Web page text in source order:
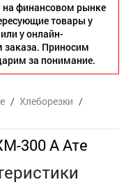
на финансовом рынке
товары у
у онлайн-
заказа. Приносим
за понимание.
/ Хлеборезки /
300 А Ате